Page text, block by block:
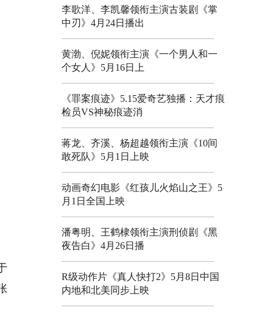
李歌洋、李凯馨领衔主演古装剧《掌
中刃》4月24日播出
黄渤、倪妮领衔主演《一个男人和一
个女人》5月16日上
《罪案痕迹》5.15爱奇艺独播：天才痕
检员VS神秘痕迹消
蒋龙、齐溪、杨超越领衔主演《10间
敢死队》5月1日上映
动画奇幻电影《红孩儿火焰山之王》5
月1日全国上映
潘粤明、王鹤棣领衔主演刑侦剧《黑
夜告白》4月26日播
R级动作片《真人快打2》5月8日中国
内地和北美同步上映